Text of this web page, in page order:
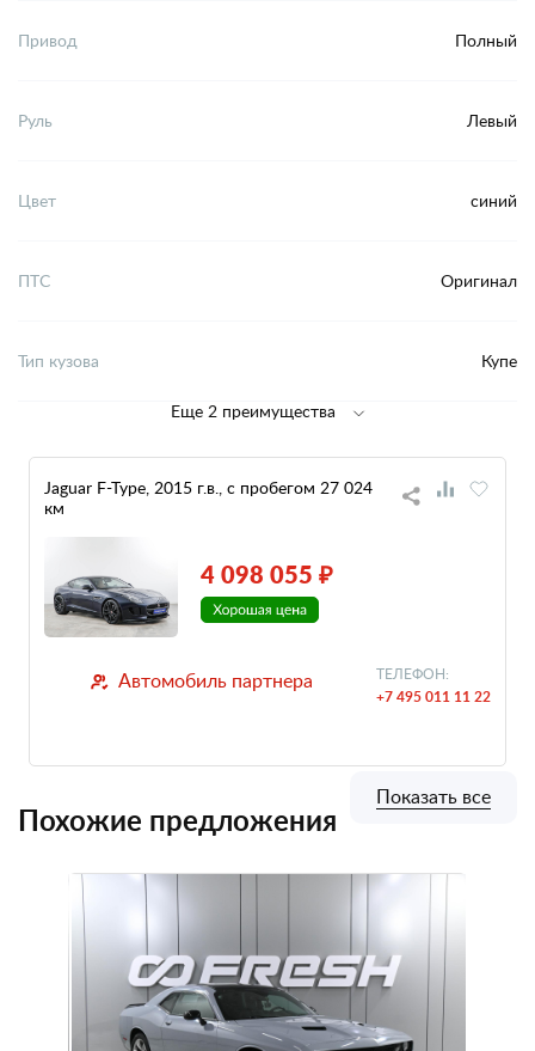
Привод Полный
Руль Левый
Цвет синий
ПТС Оригинал
Тип кузова Купе
Еще 2 преимущества
Jaguar F-Type, 2015 г.в., с пробегом 27 024
км
4 098 055 ₽
Автомобиль партнера ТЕЛЕФОН:
+7 495 011 11 22
Похожие предложения
Показать все